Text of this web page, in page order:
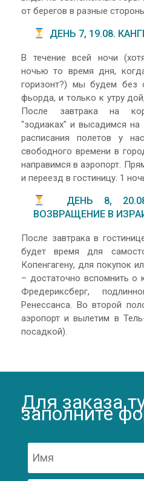
от берегов в разные
ДЕНЬ 7, 19.08.
В течение всей ночи
ночью то время дня,
горизонт?) мы будем без
фьорда, и только к утру
После завтрака на
"зодиаках" и высадимся на
расписания полетов у
свободного времени в
направимся в аэропорт.
и переезд в гостиницу. 1
ДЕНЬ 8,
ВОЗВРАЩЕНИЕ В
После завтрака в
будет время для
Копенгагену, для покупок
– достаточно вспомнить о
Фредериксберг,
Ренессанса. Во второй
аэропорт и вылетим в
посадкой).
Для заказа
заполните